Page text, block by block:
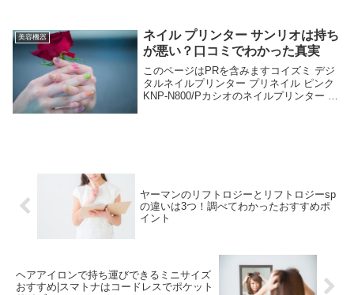
イントです。低周波を全身に使いたいなら
電気バリブラ...
美容機器
ネイル プリンター サンリオは持ち
が悪い？口コミでわかった真実
このページはPRを含みますコイズミ デジ
タルネイルプリンター プリネイル ピンク
KNP-N800/Pカシオのネイルプリンター サ
ヤーマンのリフトロジーとリフトロジーsp
の違いは3つ！調べてわかったおすすめポ
イント
ヘアアイロンで持ち運びできるミニサイズ
おすすめ|スマトナはコードレスでポケット